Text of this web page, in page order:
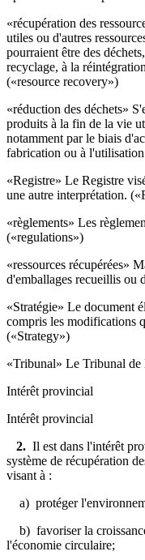
«récupération des
utiles ou d'autres
pourraient être des
recyclage, à la
(«resource recovery»)
«réduction des déchets»
produits à la fin de la vie
notamment par le biais
fabrication ou à
«Registre» Le Registre
une autre interprétation.
«règlements» Les
(«regulations»)
«ressources récupérées»
d'emballages recueillis ou
«Stratégie» Le document
compris les modifications
(«Strategy»)
«Tribunal» Le Tribunal
Intérêt provincial
Intérêt provincial
2. Il est dans l'intérêt
système de récupération
visant à :
a) protéger
b) favoriser la
l'économie circulaire;